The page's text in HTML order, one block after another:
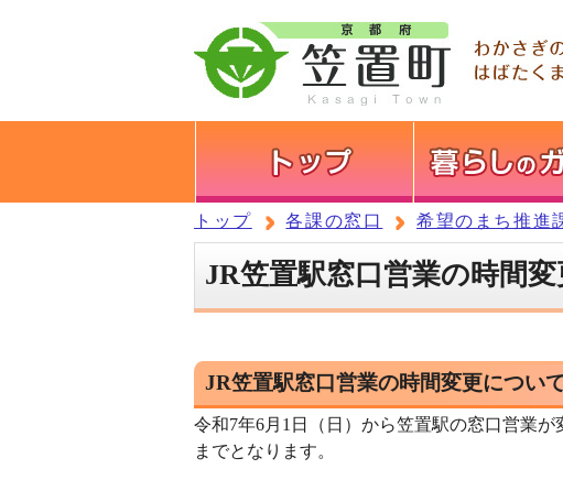
トップ 各課の窓口 希望のまち推進
JR笠置駅窓口営業の時間変
JR笠置駅窓口営業の時間変更につい
令和7年6月1日（日）から笠置駅の窓口営業
までとなります。